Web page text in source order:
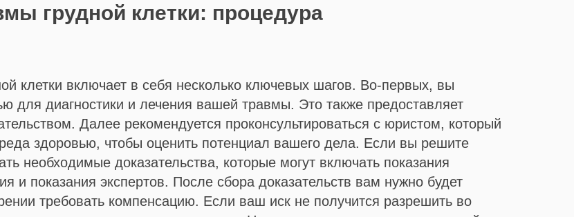
Б
О
Г
С
Т
грудной клетки: процедура
клетки включает в себя несколько ключевых шагов. Во-первых, вы
для диагностики и лечения вашей травмы. Это также предоставляет
Далее рекомендуется проконсультироваться с юристом, который
здоровью, чтобы оценить потенциал вашего дела. Если вы решите
необходимые доказательства, которые могут включать показания
и показания экспертов. После сбора доказательств вам нужно будет
требовать компенсацию. Если ваш иск не получится разрешить во